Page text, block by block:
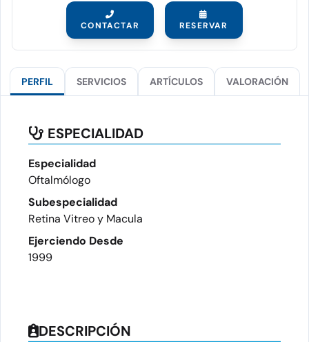
CONTACTAR RESERVAR
PERFIL SERVICIOS ARTÍCULOS VALORACIÓN
ESPECIALIDAD
Especialidad
Oftalmólogo
Subespecialidad
Retina Vitreo y Macula
Ejerciendo Desde
1999
DESCRIPCIÓN